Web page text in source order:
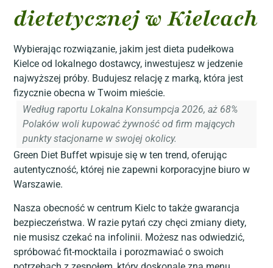
dietetycznej w Kielcach
Wybierając rozwiązanie, jakim jest dieta pudełkowa
Kielce od lokalnego dostawcy, inwestujesz w jedzenie
najwyższej próby. Budujesz relację z marką, która jest
fizycznie obecna w Twoim mieście.
Według raportu Lokalna Konsumpcja 2026, aż 68%
Polaków woli kupować żywność od firm mających
punkty stacjonarne w swojej okolicy.
Green Diet Buffet wpisuje się w ten trend, oferując
autentyczność, której nie zapewni korporacyjne biuro w
Warszawie.
Nasza obecność w centrum Kielc to także gwarancja
bezpieczeństwa. W razie pytań czy chęci zmiany diety,
nie musisz czekać na infolinii. Możesz nas odwiedzić,
spróbować fit-mocktaila i porozmawiać o swoich